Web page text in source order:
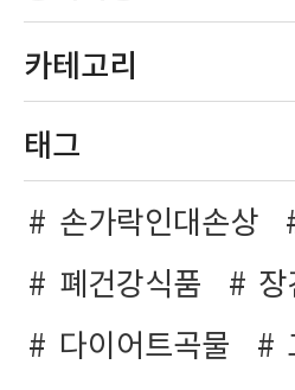
카테고리
태그
손가락인대손상
폐건강식품
장
다이어트곡물